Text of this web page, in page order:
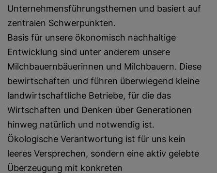
Unternehmensführungsthemen und basiert auf
zentralen Schwerpunkten.
Basis für unsere ökonomisch nachhaltige
Entwicklung sind unter anderem unsere
Milchbauernbäuerinnen und Milchbauern. Diese
bewirtschaften und führen überwiegend kleine
landwirtschaftliche Betriebe, für die das
Wirtschaften und Denken über Generationen
hinweg natürlich und notwendig ist.
Ökologische Verantwortung ist für uns kein
leeres Versprechen, sondern eine aktiv gelebte
Überzeugung mit konkreten